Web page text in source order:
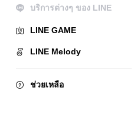
บริการต่างๆ ของ LINE
LINE GAME
LINE Melody
ช่วยเหลือ